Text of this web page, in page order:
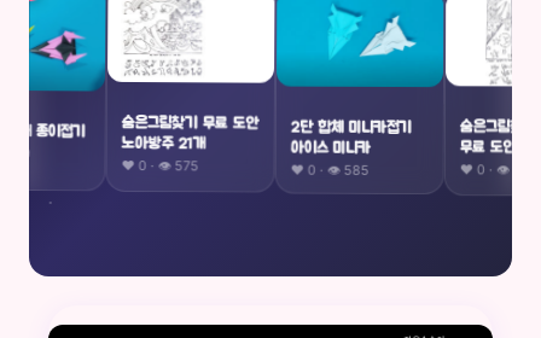
공대 종이접기
659
숨은그림찾기 무료 도안
노아방주 21개
❤️ 0 · 👁 575
2단 합체 미니카접기
아이스 미니카
❤️ 0 · 👁 585
숨은그림찾
무료 도안 답
❤️ 0 · 👁 580